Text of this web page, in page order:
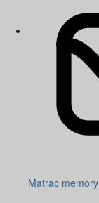
Matrac memory